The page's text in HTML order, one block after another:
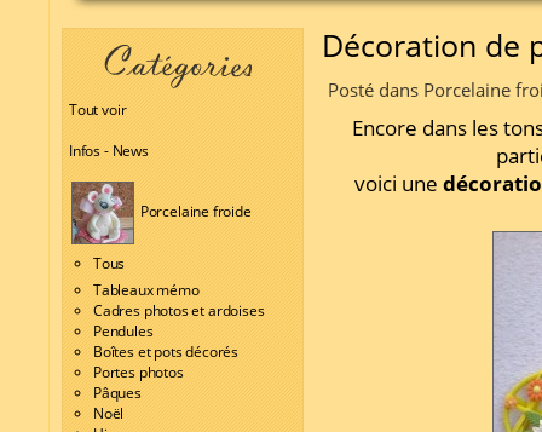
Tout voir
Infos - News
Porcelaine froide
Tous
Tableaux mémo
Cadres photos et ardoises
Pendules
Boîtes et pots décorés
Portes photos
Pâques
Noël
Décoration de
Posté dans Porcelaine
Encore dans les
voici une